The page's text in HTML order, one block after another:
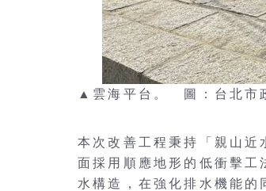
▲雲海平台。 圖：台北市
本次改善工程秉持「親山近
面採用順應地形的低衝擊工
水構造，在強化排水機能